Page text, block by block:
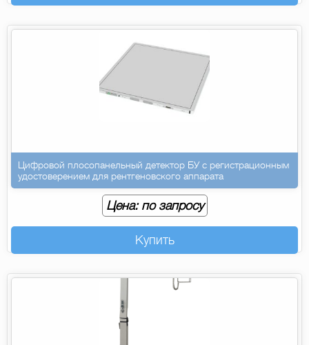
Цифровой плосопанельный детектор БУ с регистрационным
удостоверением для рентгеновского аппарата
Цена: по запросу
Купить